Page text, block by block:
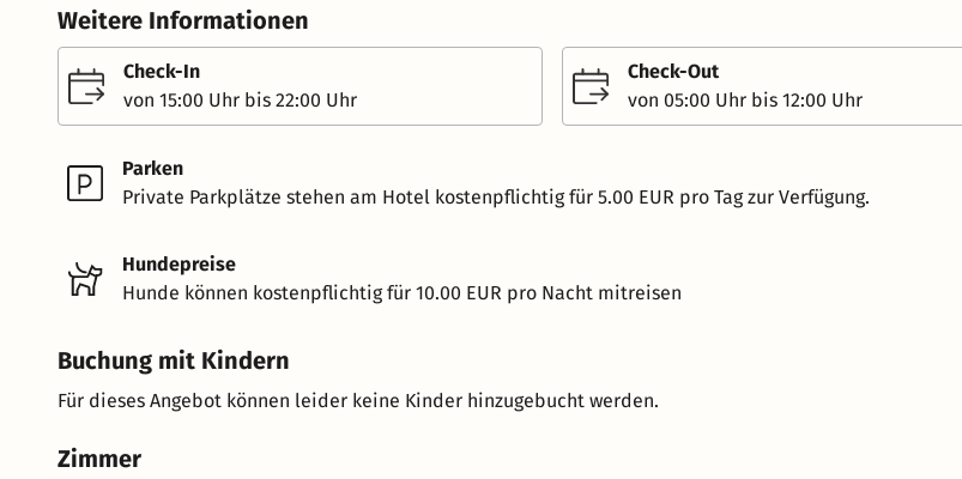
Weitere Informationen
Check-In
von 15:00 Uhr bis 22:00 Uhr
Check-Out
von 05:00 Uhr bis 12:00 Uhr
Parken
Private Parkplätze stehen am Hotel kostenpflichtig für 5.00 EUR pro Tag zur Verfügung.
Hundepreise
Hunde können kostenpflichtig für 10.00 EUR pro Nacht mitreisen
Buchung mit Kindern
Für dieses Angebot können leider keine Kinder hinzugebucht werden.
Zimmer